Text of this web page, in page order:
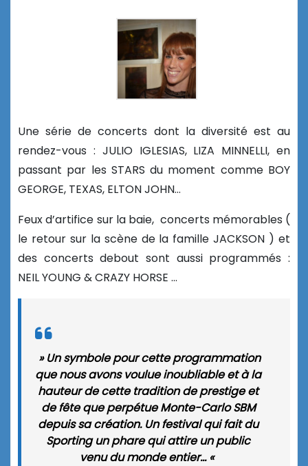
Une série de concerts dont la diversité est au
rendez-vous : JULIO IGLESIAS, LIZA MINNELLI, en
passant par les STARS du moment comme BOY
GEORGE, TEXAS, ELTON JOHN…
Feux d’artifice sur la baie, concerts mémorables (
le retour sur la scène de la famille JACKSON ) et
des concerts debout sont aussi programmés :
NEIL YOUNG & CRAZY HORSE …
» Un symbole pour cette programmation
que nous avons voulue inoubliable et à la
hauteur de cette tradition de prestige et
de fête que perpétue Monte-Carlo SBM
depuis sa création. Un festival qui fait du
Sporting un phare qui attire un public
venu du monde entier… «